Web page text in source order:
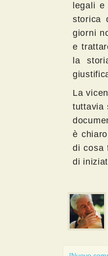
legali
storica
giorni
e
la
La
tuttavia
è
di cosa
di